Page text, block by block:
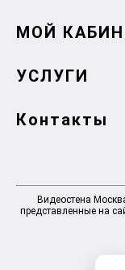
МОЙ
УСЛУГИ
Контакты
Видеостена
представленные на